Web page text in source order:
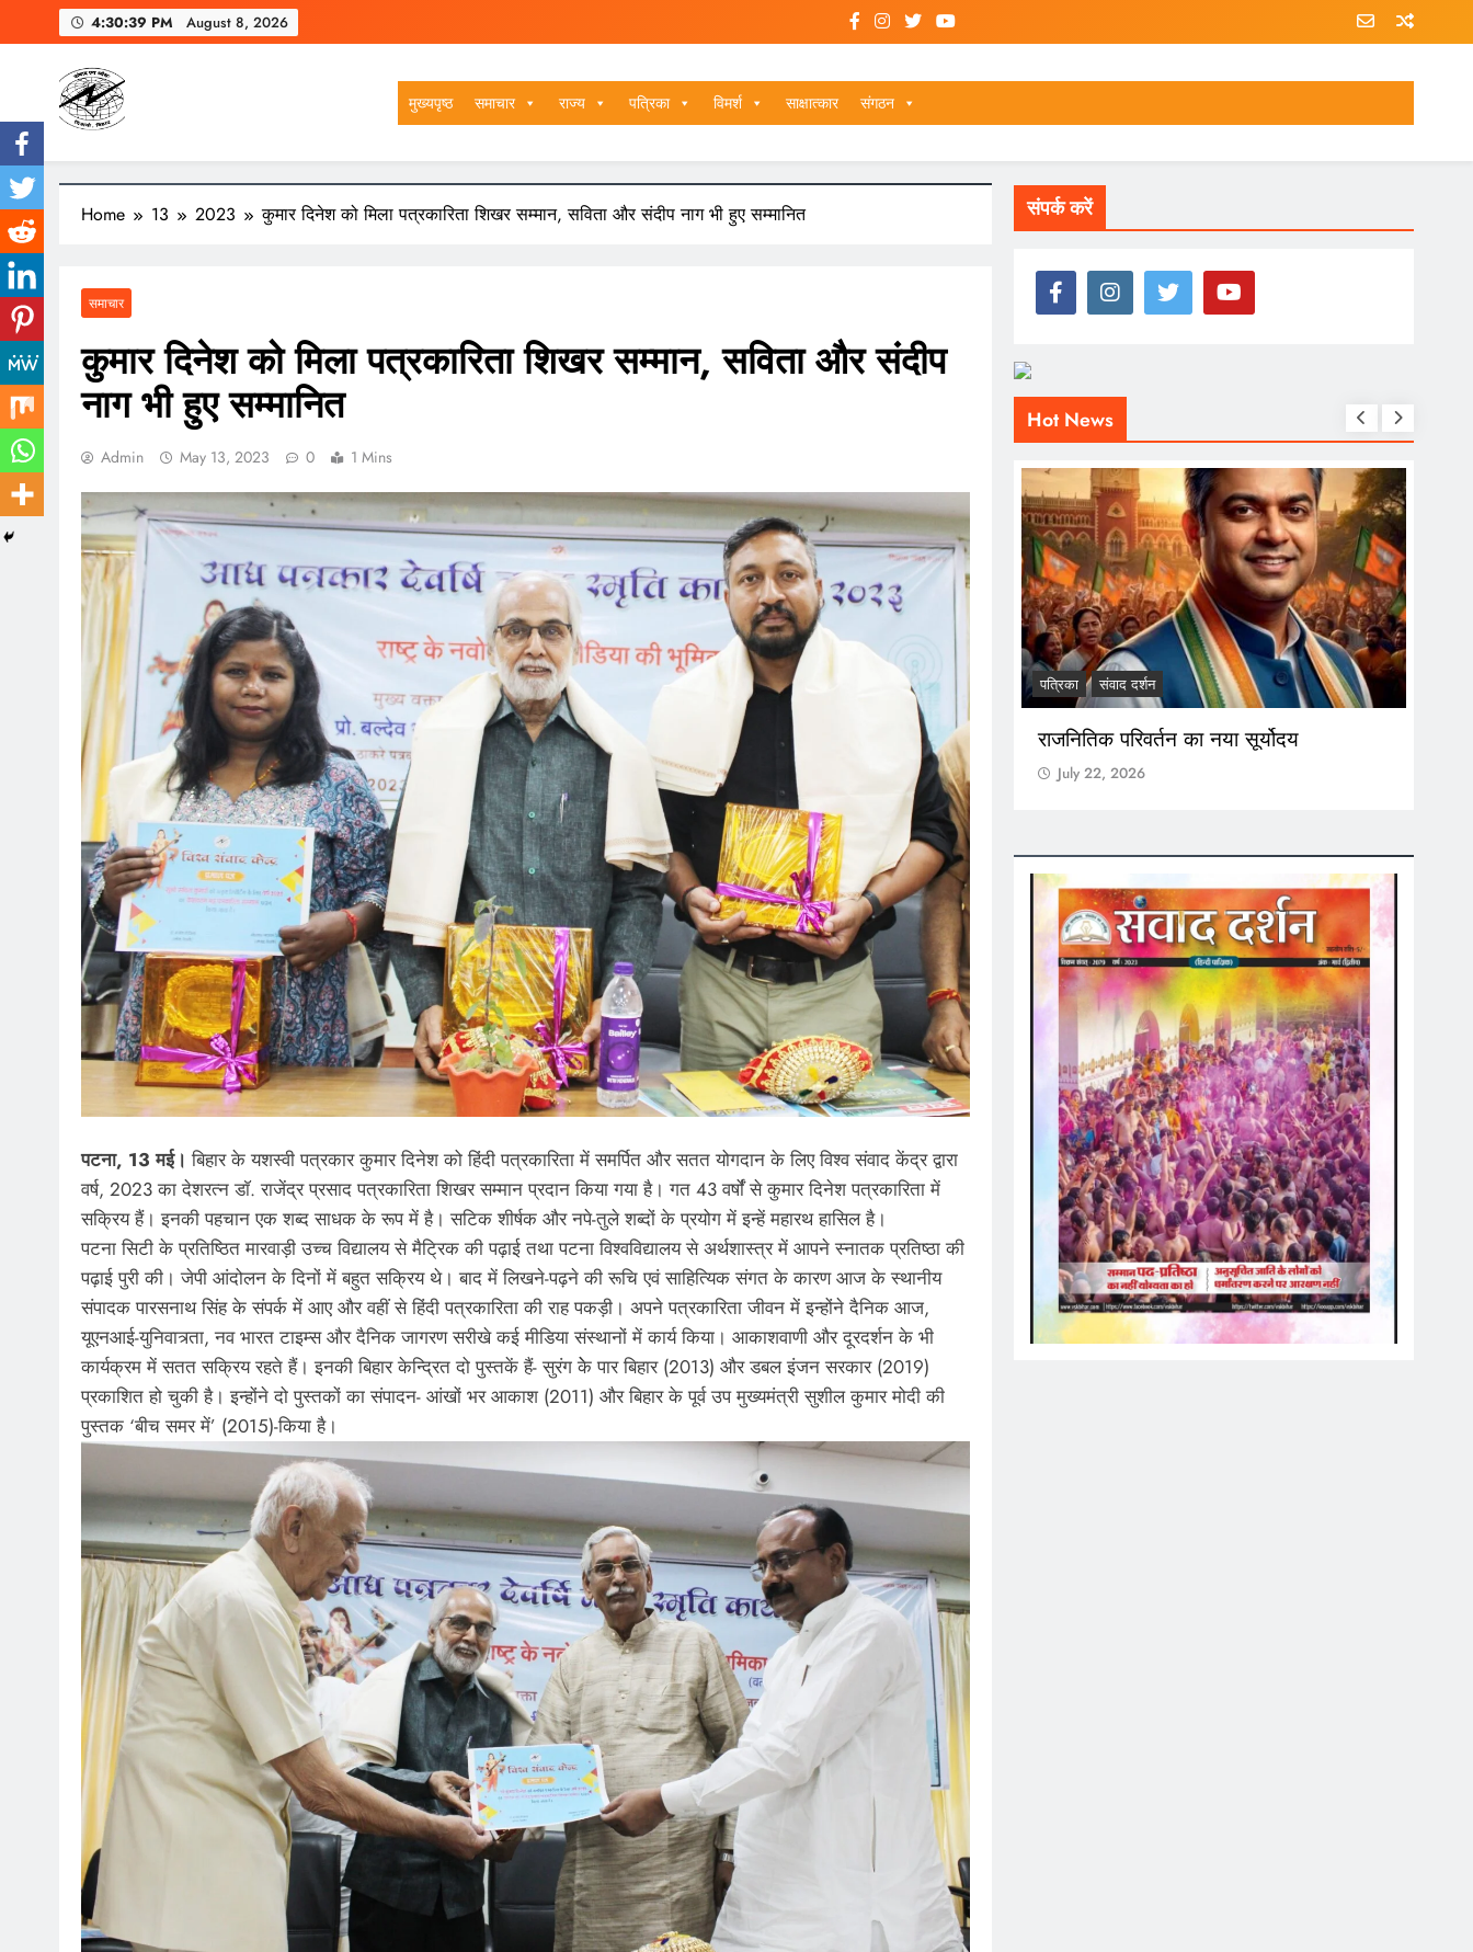
to
4:30:40 PM August 8, 2026
VSK BIHAR
मुख्यपृष्ठ समाचार राज्य पत्रिका विमर्श साक्षात्कार संगठन
Home 13 2023 कुमार दिनेश को मिला पत्रकारिता शिखर सम्मान, सविता और संदीप नाग भी हुए सम्मानित
समाचार
कुमार दिनेश को मिला पत्रकारिता शिखर सम्मान, सविता और संदीप
नाग भी हुए सम्मानित
Admin May 13, 2023 0 1 Mins
पटना, 13 मई। बिहार के यशस्वी पत्रकार कुमार दिनेश को हिंदी पत्रकारिता में समर्पित और सतत योगदान के लिए विश्व संवाद केंद्र द्वारा
वर्ष, 2023 का देशरत्न डाॅ. राजेंद्र प्रसाद पत्रकारिता शिखर सम्मान प्रदान किया गया है। गत 43 वर्षोंं से कुमार दिनेश पत्रकारिता में
सक्रिय हैं। इनकी पहचान एक शब्द साधक के रूप में है। सटिक शीर्षक और नपे-तुले शब्दों के प्रयोग में इन्हें महारथ हासिल है।
पटना सिटी के प्रतिष्ठित मारवाड़ी उच्च विद्यालय से मैट्रिक की पढ़ाई तथा पटना विश्वविद्यालय से अर्थशास्त्र में आपने स्नातक प्रतिष्ठा की
पढ़ाई पुरी की। जेपी आंदोलन के दिनों में बहुत सक्रिय थे। बाद में लिखने-पढ़ने की रूचि एवं साहित्यिक संगत के कारण आज के स्थानीय
संपादक पारसनाथ सिंह के संपर्क में आए और वहीं से हिंदी पत्रकारिता की राह पकड़ी। अपने पत्रकारिता जीवन में इन्होंने दैनिक आज,
यूएनआई-युनिवात्र्ता, नव भारत टाइम्स और दैनिक जागरण सरीखे कई मीडिया संस्थानों में कार्य किया। आकाशवाणी और दूरदर्शन के भी
कार्यक्रम में सतत सक्रिय रहते हैं। इनकी बिहार केन्द्रित दो पुस्तकें हैं- सुरंग केे पार बिहार (2013) और डबल इंजन सरकार (2019)
प्रकाशित हो चुकी है। इन्होंने दो पुस्तकों का संपादन- आंखों भर आकाश (2011) और बिहार के पूर्व उप मुख्यमंत्री सुशील कुमार मोदी की
पुस्तक ‘बीच समर में’ (2015)-किया है।
संपर्क करें
Hot News
पत्रिका संवाद दर्शन
मौन हुआ महाभारत का कंठ
July 22, 2026
पत्रिका संवाद दर्शन
राजनितिक परिवर्तन का नया सूर्योदय
July 22, 2026